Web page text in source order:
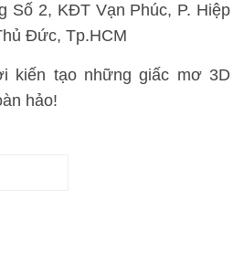
Số 2, KĐT Vạn Phúc, P. Hiệp
Đức, Tp.HCM
kiến tạo những giấc mơ 3D
hảo!